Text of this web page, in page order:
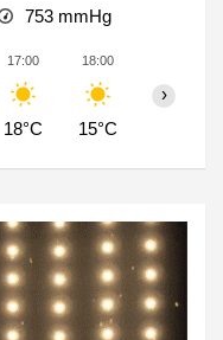
753 mmHg
17:00
18°C
18:00
15°C
›